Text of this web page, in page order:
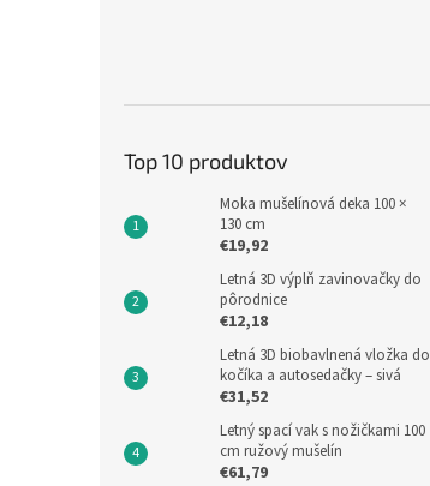
Top 10 produktov
Moka mušelínová deka 100 ×
130 cm
€19,92
Letná 3D výplň zavinovačky do
pôrodnice
€12,18
Letná 3D biobavlnená vložka do
kočíka a autosedačky – sivá
€31,52
Letný spací vak s nožičkami 100
cm ružový mušelín
€61,79